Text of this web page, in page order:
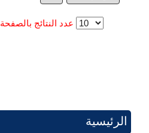
عدد النتائج بالصفحة
الرئيسية